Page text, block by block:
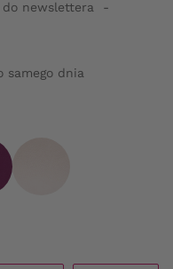
newslettera -
samego dnia